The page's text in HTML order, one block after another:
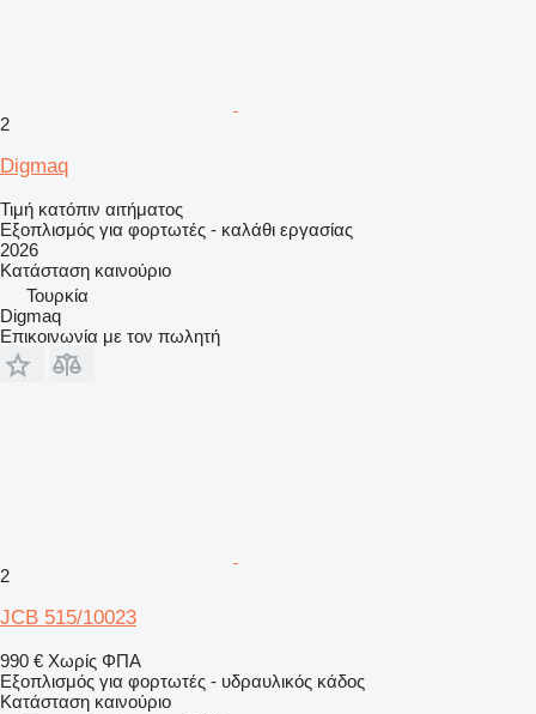
2
Digmaq
Τιμή κατόπιν αιτήματος
Εξοπλισμός για φορτωτές - καλάθι εργασίας
2026
Κατάσταση καινούριο
Τουρκία
Digmaq
Επικοινωνία με τον πωλητή
2
JCB 515/10023
990 € Χωρίς ΦΠΑ
Εξοπλισμός για φορτωτές - υδραυλικός κάδος
Κατάσταση καινούριο